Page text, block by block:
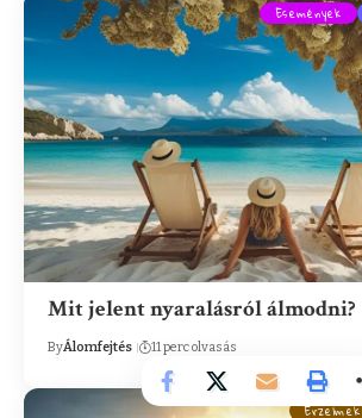
Események
Mit jelent nyaralásról álmodni?
ByÁlomfejtés 11 perc olvasás
Érzelmek